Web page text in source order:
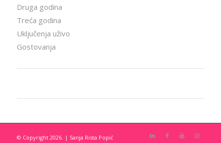
Druga godina
Treća godina
Uključenja uživo
Gostovanja
© Copyright 2026. | Sanja Rista Popić